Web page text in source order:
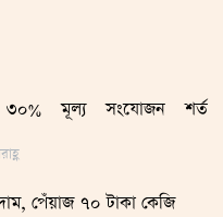
৩০% মূল্য সংযোজন শর্ত
পেঁয়াজ ৭০ টাকা কেজি